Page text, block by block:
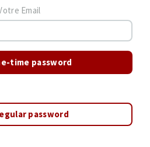
Email
time password
password